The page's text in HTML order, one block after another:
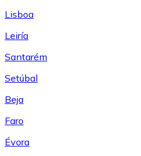
Lisboa
Leiría
Santarém
Setúbal
Beja
Faro
Évora